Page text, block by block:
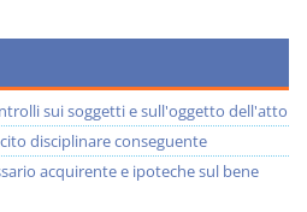
sui soggetti e sull'oggetto dell'atto
disciplinare conseguente
acquirente e ipoteche sul bene